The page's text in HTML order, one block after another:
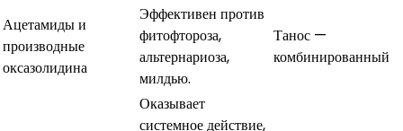
Ацетамиды и
производные
оксазолидина
Эффективен против
фитофтороза,
альтернариоза,
милдью.
Танос —
комбинированный
Оказывает
системное действие,